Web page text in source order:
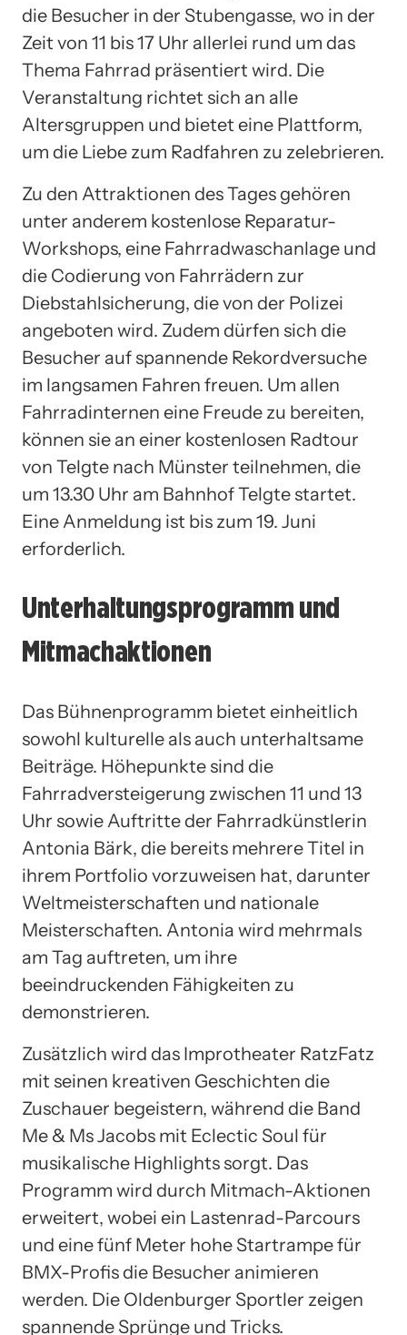
die Besucher in der Stubengasse, wo in der
Zeit von 11 bis 17 Uhr allerlei rund um das
Thema Fahrrad präsentiert wird. Die
Veranstaltung richtet sich an alle
Altersgruppen und bietet eine Plattform,
um die Liebe zum Radfahren zu zelebrieren.
Zu den Attraktionen des Tages gehören
unter anderem kostenlose Reparatur-
Workshops, eine Fahrradwaschanlage und
die Codierung von Fahrrädern zur
Diebstahlsicherung, die von der Polizei
angeboten wird. Zudem dürfen sich die
Besucher auf spannende Rekordversuche
im langsamen Fahren freuen. Um allen
Fahrradinternen eine Freude zu bereiten,
können sie an einer kostenlosen Radtour
von Telgte nach Münster teilnehmen, die
um 13.30 Uhr am Bahnhof Telgte startet.
Eine Anmeldung ist bis zum 19. Juni
erforderlich.
Unterhaltungsprogramm und
Mitmachaktionen
Das Bühnenprogramm bietet einheitlich
sowohl kulturelle als auch unterhaltsame
Beiträge. Höhepunkte sind die
Fahrradversteigerung zwischen 11 und 13
Uhr sowie Auftritte der Fahrradkünstlerin
Antonia Bärk, die bereits mehrere Titel in
ihrem Portfolio vorzuweisen hat, darunter
Weltmeisterschaften und nationale
Meisterschaften. Antonia wird mehrmals
am Tag auftreten, um ihre
beeindruckenden Fähigkeiten zu
demonstrieren.
Zusätzlich wird das Improtheater RatzFatz
mit seinen kreativen Geschichten die
Zuschauer begeistern, während die Band
Me & Ms Jacobs mit Eclectic Soul für
musikalische Highlights sorgt. Das
Programm wird durch Mitmach-Aktionen
erweitert, wobei ein Lastenrad-Parcours
und eine fünf Meter hohe Startrampe für
BMX-Profis die Besucher animieren
werden. Die Oldenburger Sportler zeigen
spannende Sprünge und Tricks.